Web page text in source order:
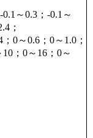
～0.3；-0.1～
；
0～0.6；0～1.0；
；0～16；0～